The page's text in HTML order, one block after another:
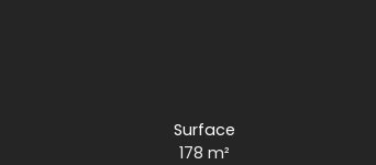
Surface
178m²